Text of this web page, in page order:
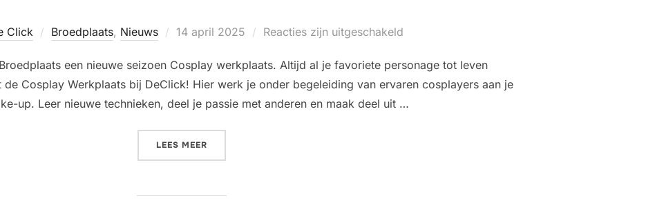
Click Broedplaats, Nieuws
Geplaatst
14 april 2025 Reacties zijn uitgeschakeld
een nieuwe seizoen Cosplay werkplaats. Altijd al je favoriete personage tot leven
de Cosplay Werkplaats bij DeClick! Hier werk je onder begeleiding van ervaren cosplayers aan je
up. Leer nieuwe technieken, deel je passie met anderen en maak deel uit …
LEES MEER